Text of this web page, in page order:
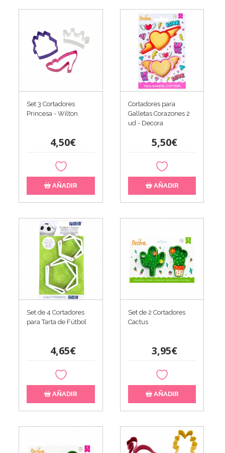
Set 3 Cortadores
Princesa - Wilton
4,50€
AÑADIR
Cortadores para
Galletas Corazones 2
ud - Decora
5,50€
AÑADIR
Set de 4 Cortadores
para Tarta de Fútbol
4,65€
AÑADIR
Set de 2 Cortadores
Cactus
3,95€
AÑADIR